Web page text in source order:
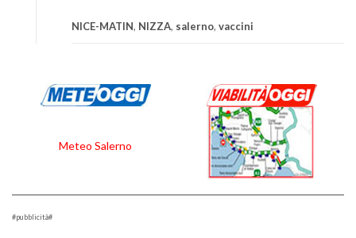
NICE-MATIN, NIZZA, salerno, vaccini
Meteo Salerno
#pubblicità#